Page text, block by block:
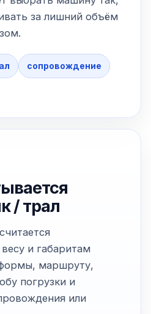
за лишний объём
сопровождение
/ трал
и габаритам
маршруту,
погрузки и
или